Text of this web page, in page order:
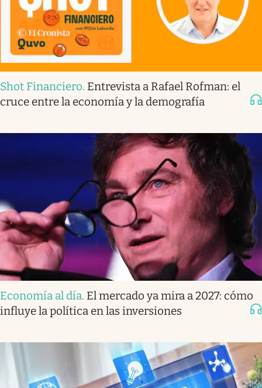
Shot Financiero. Entrevista a Rafael Rofman: el
cruce entre la economía y la demografía
Economía al día. El mercado ya mira a 2027: cómo
influye la política en las inversiones